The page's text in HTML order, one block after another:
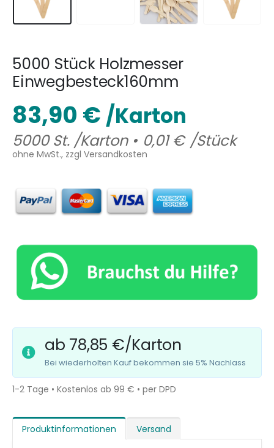
5000 Stück Holzmesser
Einwegbesteck160mm
83,90 € /Karton
5000 St. /Karton • 0,01€ /Stück
ohne MwSt., zzgl Versandkosten
ab 78,85 €/Karton
Bei wiederholten Kauf bekommen sie 5% Nachlass
1-2 Tage • Kostenlos ab 99 € • per DPD
Produktinformationen Versand